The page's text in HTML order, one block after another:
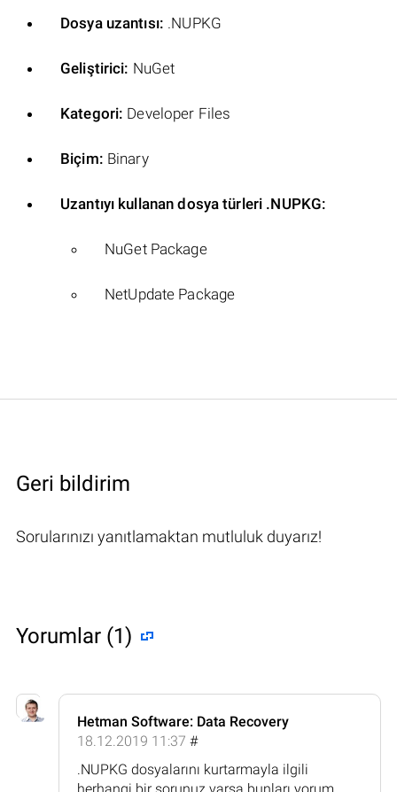
Dosya uzantısı: .NUPKG
Geliştirici: NuGet
Kategori: Developer Files
Biçim: Binary
Uzantıyı kullanan dosya türleri .NUPKG:
NuGet Package
NetUpdate Package
Geri bildirim
Sorularınızı yanıtlamaktan mutluluk duyarız!
Yorumlar (1)
Hetman Software: Data Recovery
18.12.2019 11:37 #
.NUPKG dosyalarını kurtarmayla ilgili